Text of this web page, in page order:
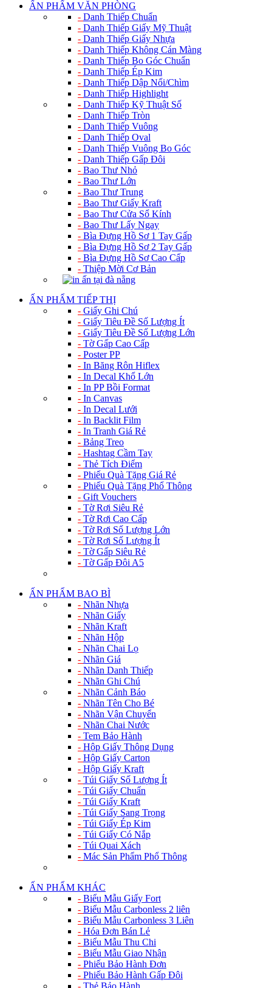
ẤN PHẨM VĂN PHÒNG
- Danh Thiếp Chuẩn
- Danh Thiếp Giấy Mỹ Thuật
- Danh Thiếp Giấy Nhựa
- Danh Thiếp Không Cán Màng
- Danh Thiếp Bo Góc Chuẩn
- Danh Thiếp Ép Kim
- Danh Thiếp Dập Nổi/Chìm
- Danh Thiếp Highlight
- Danh Thiếp Kỹ Thuật Số
- Danh Thiếp Tròn
- Danh Thiếp Vuông
- Danh Thiếp Oval
- Danh Thiếp Vuông Bo Góc
- Danh Thiếp Gấp Đôi
- Bao Thư Nhỏ
- Bao Thư Lớn
- Bao Thư Trung
- Bao Thư Giấy Kraft
- Bao Thư Cửa Sổ Kính
- Bao Thư Lấy Ngay
- Bìa Đựng Hồ Sơ 1 Tay Gấp
- Bìa Đựng Hồ Sơ 2 Tay Gấp
- Bìa Đựng Hồ Sơ Cao Cấp
- Thiệp Mời Cơ Bản
ẤN PHẨM TIẾP THỊ
- Giấy Ghi Chú
- Giấy Tiêu Đề Số Lượng Ít
- Giấy Tiêu Đề Số Lượng Lớn
- Tờ Gấp Cao Cấp
- Poster PP
- In Băng Rôn Hiflex
- In Decal Khổ Lớn
- In PP Bồi Format
- In Canvas
- In Decal Lưới
- In Backlit Film
- In Tranh Giá Rẻ
- Bảng Treo
- Hashtag Cầm Tay
- Thẻ Tích Điểm
- Phiếu Quà Tặng Giá Rẻ
- Phiếu Quà Tặng Phổ Thông
- Gift Vouchers
- Tờ Rơi Siêu Rẻ
- Tờ Rơi Cao Cấp
- Tờ Rơi Số Lượng Lớn
- Tờ Rơi Số Lượng Ít
- Tờ Gấp Siêu Rẻ
- Tờ Gấp Đôi A5
ẤN PHẨM BAO BÌ
- Nhãn Nhựa
- Nhãn Giấy
- Nhãn Kraft
- Nhãn Hộp
- Nhãn Chai Lọ
- Nhãn Giá
- Nhãn Danh Thiếp
- Nhãn Ghi Chú
- Nhãn Cảnh Báo
- Nhãn Tên Cho Bé
- Nhãn Vận Chuyển
- Nhãn Chai Nước
- Tem Bảo Hành
- Hộp Giấy Thông Dụng
- Hộp Giấy Carton
- Hộp Giấy Kraft
- Túi Giấy Số Lượng Ít
- Túi Giấy Chuẩn
- Túi Giấy Kraft
- Túi Giấy Sang Trọng
- Túi Giấy Ép Kim
- Túi Giấy Có Nắp
- Túi Quai Xách
- Mác Sản Phẩm Phổ Thông
ẤN PHẨM KHÁC
- Biểu Mẫu Giấy Fort
- Biểu Mẫu Carbonless 2 liên
- Biểu Mẫu Carbonless 3 Liên
- Hóa Đơn Bán Lẻ
- Biểu Mẫu Thu Chi
- Biểu Mẫu Giao Nhận
- Phiếu Bảo Hành Đơn
- Phiếu Bảo Hành Gấp Đôi
- Thẻ Bảo Hành